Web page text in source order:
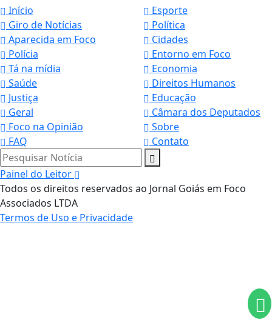
Início
Esporte
Giro de Notícias
Política
Aparecida em Foco
Cidades
Polícia
Entorno em Foco
Tá na mídia
Economia
Saúde
Direitos Humanos
Justiça
Educação
Geral
Câmara dos Deputados
Foco na Opinião
Sobre
FAQ
Contato
Pesquisar Notícia
Painel do Leitor
Todos os direitos reservados ao Jornal Goiás em Foco
Associados LTDA
Termos de Uso e Privacidade
Termos de Uso e Privacidade